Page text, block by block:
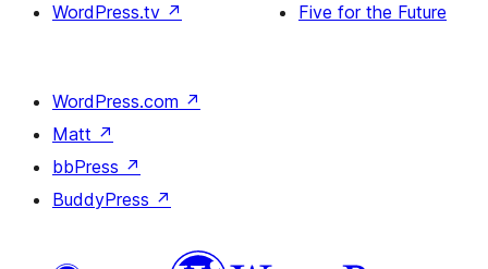
WordPress.tv ↗
Five for the Future
WordPress.com ↗
Matt ↗
bbPress ↗
BuddyPress ↗